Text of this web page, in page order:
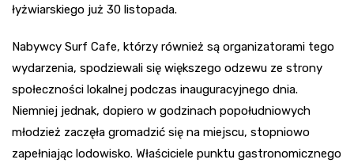
łyżwiarskiego już 30 listopada.
Nabywcy Surf Cafe, którzy również są organizatorami tego
wydarzenia, spodziewali się większego odzewu ze strony
społeczności lokalnej podczas inauguracyjnego dnia.
Niemniej jednak, dopiero w godzinach popołudniowych
młodzież zaczęła gromadzić się na miejscu, stopniowo
zapełniając lodowisko. Właściciele punktu gastronomicznego